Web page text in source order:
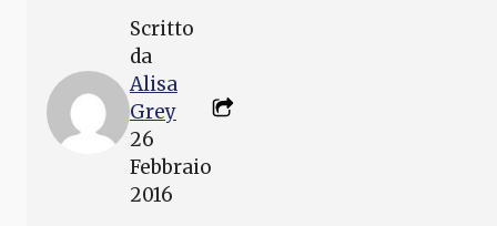
Scritto
da
Alisa
Grey
26
Febbraio
2016